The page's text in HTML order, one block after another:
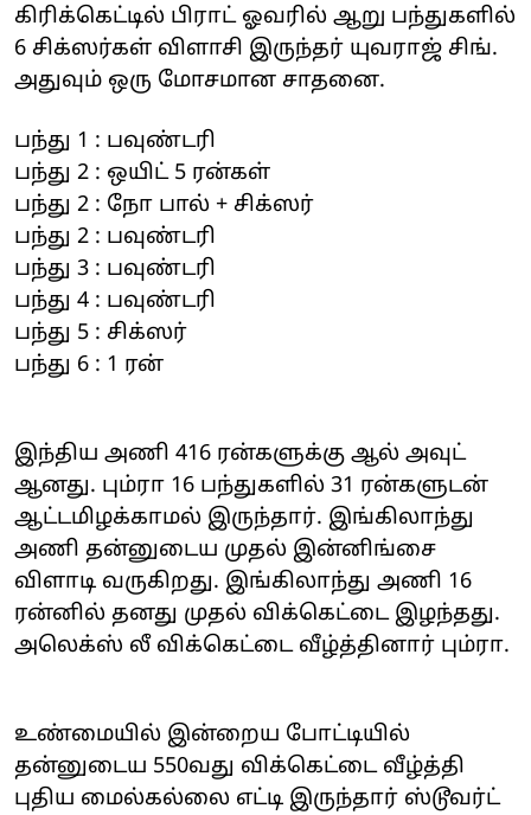
கிரிக்கெட்டில் பிராட் ஓவரில் ஆறு பந்துகளில்
6 சிக்ஸர்கள் விளாசி இருந்தர் யுவராஜ் சிங்.
அதுவும் ஒரு மோசமான சாதனை.
பந்து 1 : பவுண்டரி
பந்து 2 : ஒயிட் 5 ரன்கள்
பந்து 2 : நோ பால் + சிக்ஸர்
பந்து 2 : பவுண்டரி
பந்து 3 : பவுண்டரி
பந்து 4 : பவுண்டரி
பந்து 5 : சிக்ஸர்
பந்து 6 : 1 ரன்
இந்திய அணி 416 ரன்களுக்கு ஆல் அவுட்
ஆனது. பும்ரா 16 பந்துகளில் 31 ரன்களுடன்
ஆட்டமிழக்காமல் இருந்தார். இங்கிலாந்து
அணி தன்னுடைய முதல் இன்னிங்சை
விளாடி வருகிறது. இங்கிலாந்து அணி 16
ரன்னில் தனது முதல் விக்கெட்டை இழந்தது.
அலெக்ஸ் லீ விக்கெட்டை வீழ்த்தினார் பும்ரா.
உண்மையில் இன்றைய போட்டியில்
தன்னுடைய 550வது விக்கெட்டை வீழ்த்தி
புதிய மைல்கல்லை எட்டி இருந்தார் ஸ்டூவர்ட்